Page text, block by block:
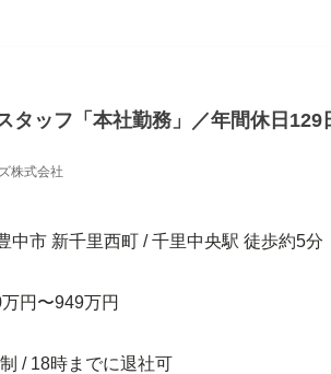
タッフ「本社勤務」／年間休日129
株式会社
中市 新千里西町 / 千里中央駅 徒歩約5分
円〜949万円
/ 18時までに退社可